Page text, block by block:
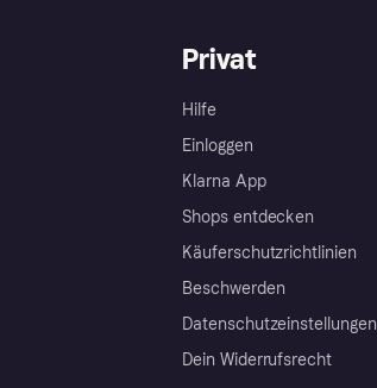
Privat
Hilfe
Einloggen
Klarna App
Shops entdecken
Käuferschutzrichtlinien
Beschwerden
Datenschutzeinstellungen
Dein Widerrufsrecht